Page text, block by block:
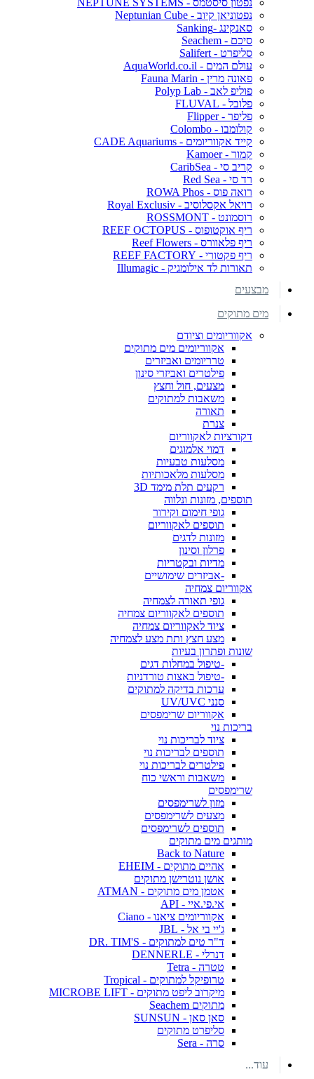
נפטוניאן קיוב - Neptunian Cube
סאנקינג -Sanking
סיכם - Seachem
סליפרט - Salifert
עולם המים - AquaWorld.co.il
פאונה מרין - Fauna Marin
פוליפ לאב - Polyp Lab
פלובל - FLUVAL
פליפר - Flipper
קולומבו - Colombo
קייד אקווריומים - CADE Aquariums
קמור - Kamoer
קריב סי - CaribSea
רד סי - Red Sea
רואה פוס - ROWA Phos
רויאל אקסלוסיב - Royal Exclusiv
רוסמונט - ROSSMONT
ריף אוקטופוס - REEF OCTOPUS
ריף פלאוורס - Reef Flowers
ריף פקטורי - REEF FACTORY
תאורות לד אילומגיק - Illumagic
מבצעים
מים מתוקים
אקווריומים וציודם
אקווריומים מים מתוקים
טרריומים ואביזרים
פילטרים ואביזרי סינון
מצעים, חול וחצץ
משאבות למתוקים
תאורה
צנרת
דקורציות לאקווריום
דמוי אלמוגים
מסלעות טבעיות
מסלעות מלאכותיות
רקעים תלת מימד 3D
תוספים, מזונות ונלווה
גופי חימום וקירור
תוספים לאקווריום
מזונות לדגים
פרלון וסינון
מדיות ובקטריות
-אביזרים שימושיים
אקווריום צמחיה
גופי תאורה לצמחיה
תוספים לאקווריום צמחיה
ציוד לאקווריום צמחיה
מצע חצץ ותת מצע לצמחיה
שונות ופתרון בעיות
-טיפול במחלות דגים
-טיפול באצות טורדניות
ערכות בדיקה למתוקים
סנני UV/UVC
אקווריום שרימפסים
בריכות נוי
ציוד לבריכות נוי
תוספים לבריכות נוי
פילטרים לבריכות נוי
משאבות וראשי כוח
שרימפסים
מזון לשרימפסים
מצעים לשרימפסים
תוספים לשרימפסים
מותגים מים מתוקים
Back to Nature
אהיים מתוקים - EHEIM
אושן נוטרישן מתוקים
אטמן מים מתוקים - ATMAN
אי.פי.איי - API
אקווריומים ציאנו - Ciano
ג'יי בי אל - JBL
ד"ר טים למתוקים - DR. TIM'S
דנרלי - DENNERLE
טטרה - Tetra
טרופיקל למתוקים - Tropical
מיקרוב ליפט מתוקים - MICROBE LIFT
מתוקים Seachem
סאן סאן - SUNSUN
סליפרט מתוקים
סרה - Sera
עוד...